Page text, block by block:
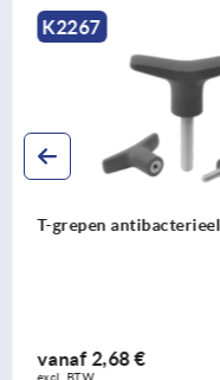
antibacterieel
2,68 €